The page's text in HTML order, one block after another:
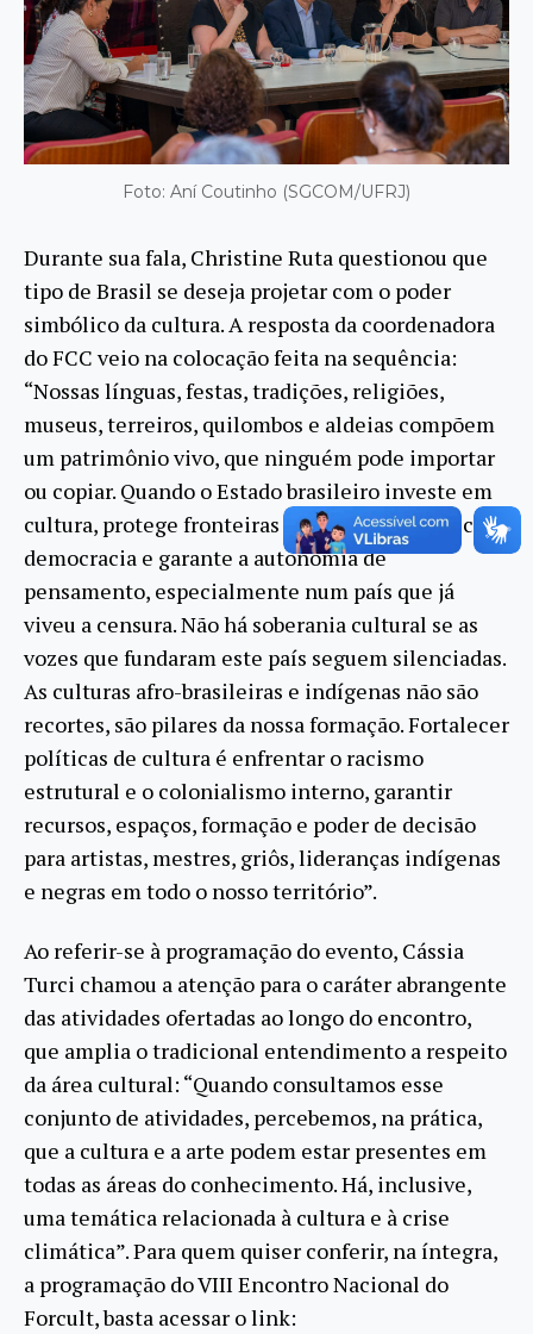
Foto: Aní Coutinho (SGCOM/UFRJ)
Durante sua fala, Christine Ruta questionou que
tipo de Brasil se deseja projetar com o poder
simbólico da cultura. A resposta da coordenadora
do FCC veio na colocação feita na sequência:
“Nossas línguas, festas, tradições, religiões,
museus, terreiros, quilombos e aldeias compõem
um patrimônio vivo, que ninguém pode importar
ou copiar. Quando o Estado brasileiro investe em
cultura, protege fronteiras simbólicas, fortalece a
democracia e garante a autonomia de
pensamento, especialmente num país que já
viveu a censura. Não há soberania cultural se as
vozes que fundaram este país seguem silenciadas.
As culturas afro-brasileiras e indígenas não são
recortes, são pilares da nossa formação. Fortalecer
políticas de cultura é enfrentar o racismo
estrutural e o colonialismo interno, garantir
recursos, espaços, formação e poder de decisão
para artistas, mestres, griôs, lideranças indígenas
e negras em todo o nosso território”.
Ao referir-se à programação do evento, Cássia
Turci chamou a atenção para o caráter abrangente
das atividades ofertadas ao longo do encontro,
que amplia o tradicional entendimento a respeito
da área cultural: “Quando consultamos esse
conjunto de atividades, percebemos, na prática,
que a cultura e a arte podem estar presentes em
todas as áreas do conhecimento. Há, inclusive,
uma temática relacionada à cultura e à crise
climática”. Para quem quiser conferir, na íntegra,
a programação do VIII Encontro Nacional do
Forcult, basta acessar o link: